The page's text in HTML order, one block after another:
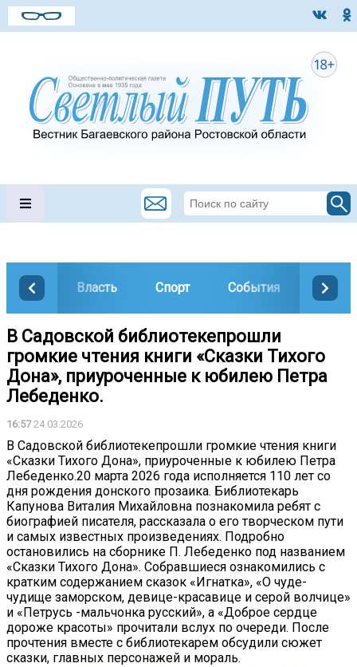
Власть Спорт События
В Садовской библиотекепрошли
громкие чтения книги «Сказки Тихого
Дона», приуроченные к юбилею Петра
Лебеденко.
16:5724.03.2026
В Садовской библиотекепрошли громкие чтения книги
«Сказки Тихого Дона», приуроченные к юбилею Петра
Лебеденко.20 марта 2026 года исполняется 110 лет со
дня рождения донского прозаика. Библиотекарь
Капунова Виталия Михайловна познакомила ребят с
биографией писателя, рассказала о его творческом пути
и самых известных произведениях. Подробно
остановились на сборнике П. Лебеденко под названием
«Сказки Тихого Дона». Собравшиеся ознакомились с
кратким содержанием сказок «Игнатка», «О чуде-
чудище заморском, девице-красавице и серой волчице»
и «Петрусь -мальчонка русский», а «Доброе сердце
дороже красоты» прочитали вслух по очереди. После
прочтения вместе с библиотекарем обсудили сюжет
сказки, главных персонажей и мораль.